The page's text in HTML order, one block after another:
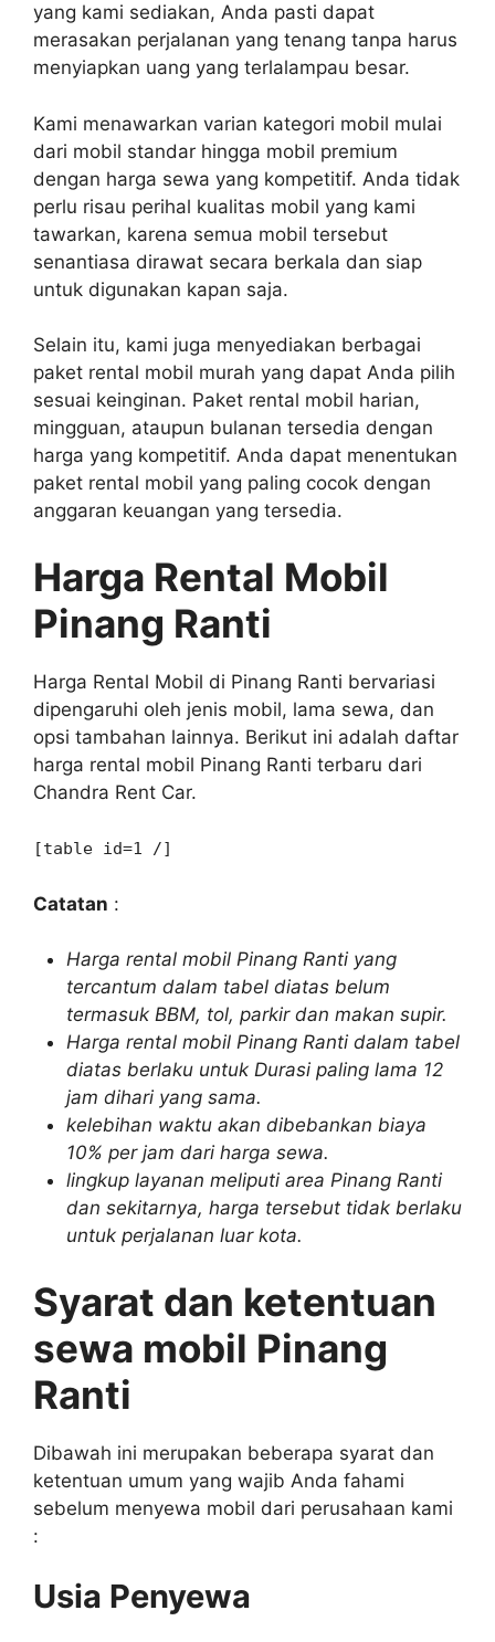
yang kami sediakan, Anda pasti dapat
merasakan perjalanan yang tenang tanpa harus
menyiapkan uang yang terlalampau besar.
Kami menawarkan varian kategori mobil mulai
dari mobil standar hingga mobil premium
dengan harga sewa yang kompetitif. Anda tidak
perlu risau perihal kualitas mobil yang kami
tawarkan, karena semua mobil tersebut
senantiasa dirawat secara berkala dan siap
untuk digunakan kapan saja.
Selain itu, kami juga menyediakan berbagai
paket rental mobil murah yang dapat Anda pilih
sesuai keinginan. Paket rental mobil harian,
mingguan, ataupun bulanan tersedia dengan
harga yang kompetitif. Anda dapat menentukan
paket rental mobil yang paling cocok dengan
anggaran keuangan yang tersedia.
Harga Rental Mobil
Pinang Ranti
Harga Rental Mobil di Pinang Ranti bervariasi
dipengaruhi oleh jenis mobil, lama sewa, dan
opsi tambahan lainnya. Berikut ini adalah daftar
harga rental mobil Pinang Ranti terbaru dari
Chandra Rent Car.
[table id=1 /]
Catatan :
Harga rental mobil Pinang Ranti yang
tercantum dalam tabel diatas belum
termasuk BBM, tol, parkir dan makan supir.
Harga rental mobil Pinang Ranti dalam tabel
diatas berlaku untuk Durasi paling lama 12
jam dihari yang sama.
kelebihan waktu akan dibebankan biaya
10% per jam dari harga sewa.
lingkup layanan meliputi area Pinang Ranti
dan sekitarnya, harga tersebut tidak berlaku
untuk perjalanan luar kota.
Syarat dan ketentuan
sewa mobil Pinang
Ranti
Dibawah ini merupakan beberapa syarat dan
ketentuan umum yang wajib Anda fahami
sebelum menyewa mobil dari perusahaan kami
:
Usia Penyewa